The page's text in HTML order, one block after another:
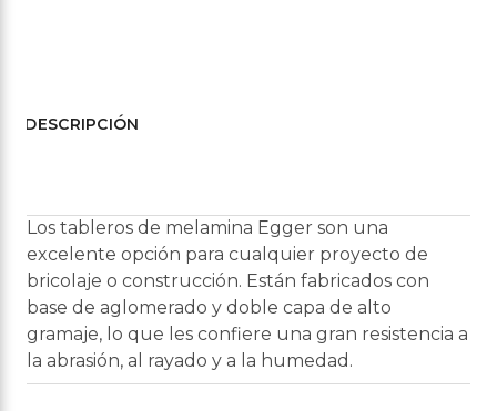
DESCRIPCIÓN
Los tableros de melamina Egger son una
excelente opción para cualquier proyecto de
bricolaje o construcción. Están fabricados con
base de aglomerado y doble capa de alto
gramaje, lo que les confiere una gran resistencia a
la abrasión, al rayado y a la humedad.